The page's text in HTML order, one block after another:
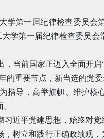
学第一届纪律检查委员
学第一届纪律检查委员
当前国家正迈入全面开
的重要节点，新当选的党
指导，高举旗帜、维护
近平党建思想，始终对
树立和践行正确政绩观